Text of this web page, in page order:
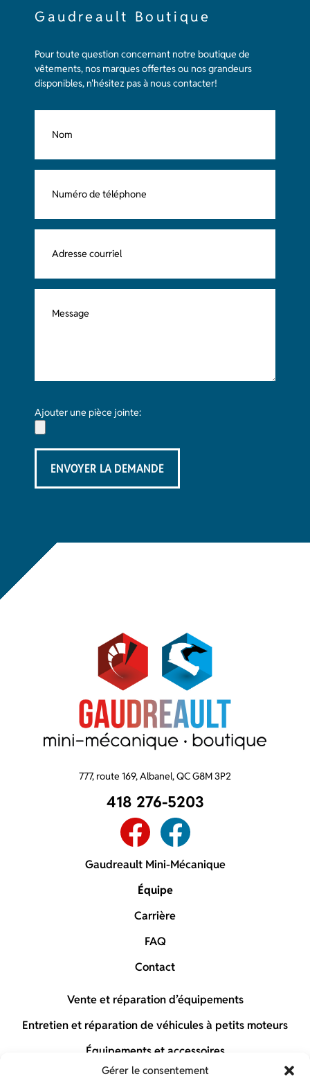
Gérer le consentement
Gaudreault Boutique
Pour toute question concernant notre boutique de
vêtements, nos marques offertes ou nos grandeurs
disponibles, n'hésitez pas à nous contacter!
Ajouter une pièce jointe:
777, route 169, Albanel, QC G8M 3P2
418 276-5203
Gaudreault Mini-Mécanique
Équipe
Carrière
FAQ
Contact
Vente et réparation d’équipements
Entretien et réparation de véhicules à petits moteurs
Équipements et accessoires
Gaudreault Boutique